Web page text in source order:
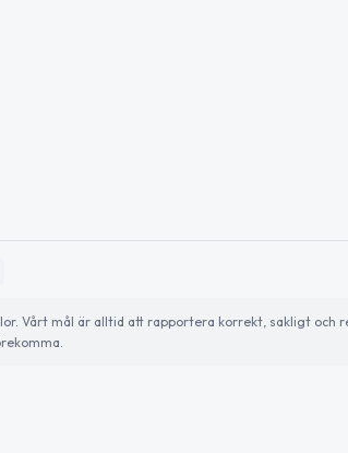
Vårt mål är alltid att rapportera korrekt, sakligt och